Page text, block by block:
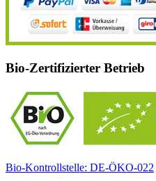
Bio-Zertifizierter Betrieb
Bio-Kontrollstelle: DE-ÖKO-022